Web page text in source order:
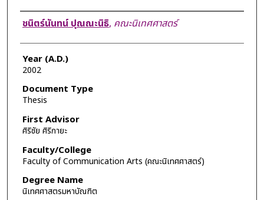
Author
ชนิตร์นันทน์ ปุณณะนิธิ, คณะนิเทศศาสตร์
Year (A.D.)
2002
Document Type
Thesis
First Advisor
ศิริชัย ศิริกายะ
Faculty/College
Faculty of Communication Arts (คณะนิเทศศาสตร์)
Degree Name
นิเทศศาสตรมหาบัณฑิต